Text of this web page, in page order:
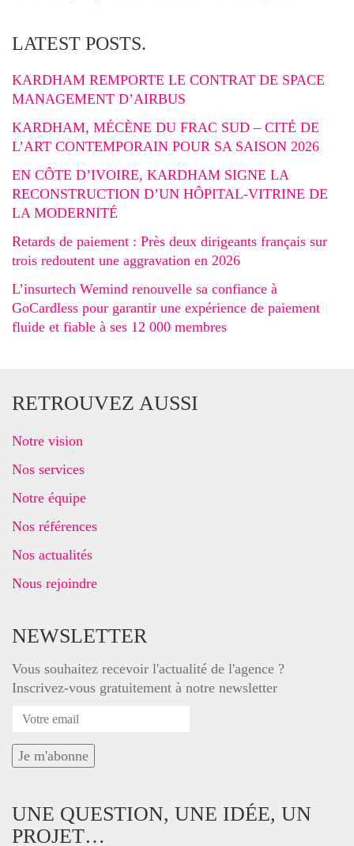
LATEST POSTS.
KARDHAM REMPORTE LE CONTRAT DE SPACE
MANAGEMENT D’AIRBUS
KARDHAM, MÉCÈNE DU FRAC SUD – CITÉ DE
L’ART CONTEMPORAIN POUR SA SAISON 2026
EN CÔTE D’IVOIRE, KARDHAM SIGNE LA
RECONSTRUCTION D’UN HÔPITAL-VITRINE DE
LA MODERNITÉ
Retards de paiement : Près deux dirigeants français sur
trois redoutent une aggravation en 2026
L’insurtech Wemind renouvelle sa confiance à
GoCardless pour garantir une expérience de paiement
fluide et fiable à ses 12 000 membres
RETROUVEZ AUSSI
Notre vision
Nos services
Notre équipe
Nos références
Nos actualités
Nous rejoindre
NEWSLETTER
Vous souhaitez recevoir l'actualité de l'agence ?
Inscrivez-vous gratuitement à notre newsletter
UNE QUESTION, UNE IDÉE, UN
PROJET…